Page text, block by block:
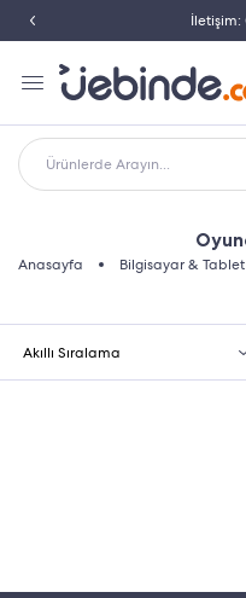
Ürünlerde Arayın...
Anasayfa Bilgisayar & Tablet